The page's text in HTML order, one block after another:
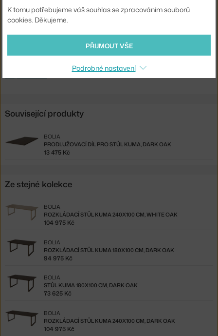
Deska stolu:
dřevo
Kód produktu BOL-03-033-80_00013
Ste zo Slovenska? Prejdite naRozkladací stôl Kuma 180x100 cm,
dark oak
Shopping from the EU? Switch to Kuma Extension Table 180x100
Související produkty
PRODLUŽOVACÍ DÍL PRO STŮL KUMA, DARK OAK
BOLIA
13 475 Kč
Ze stejné kolekce
ROZKLÁDACÍ STŮL KUMA 240X100 CM, WHITE OAK
BOLIA
104 975 Kč
ROZKLÁDACÍ STŮL KUMA 180X100 CM, DARK OAK
BOLIA
94 975 Kč
STŮL KUMA 180X100 CM, DARK OAK
BOLIA
73 625 Kč
ROZKLÁDACÍ STŮL KUMA 240X100 CM, DARK OAK
BOLIA
104 975 Kč
K tomu potřebujeme váš souhlas se zpracováním souborů
cookies. Děkujeme.
PŘIJMOUT VŠE
Podrobné nastavení